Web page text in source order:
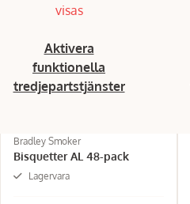
visas
Aktivera
funktionella
tredjepartstjänster
Bradley Smoker
Bisquetter AL 48-pack
Lagervara